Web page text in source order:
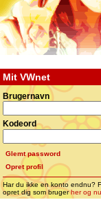
Mit VWnet
Brugernavn
Kodeord
Glemt password
Opret profil
Har du ikke en konto endnu?
opret dig som brugerher og nu